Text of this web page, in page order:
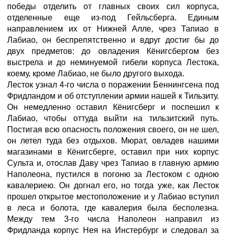
победы отделить от главных своих сил корпуса,
отделенные еще из-под Гейльсберга. Единым
направлением их от Нижней Алле, чрез Тапиао в
Лабиао, он беспрепятственно и вдруг достиг бы до
двух предметов: до овладения Кёнигсбергом без
выстрела и до неминуемой гибели корпуса Лестока,
коему, кроме Лабиао, не было другого выхода.
Лесток узнал 4-го числа о поражении Беннингсена под
Фридландом и об отступлении армии нашей к Тильзиту.
Он немедленно оставил Кёнигсберг и поспешил к
Лабиао, чтобы оттуда выйти на тильзитский путь.
Постигая всю опасность положения своего, он не шел,
он летел туда без отдыхов. Мюрат, овладев нашими
магазинами в Кёнигсберге, оставил при них корпус
Сульта и, отослав Даву чрез Тапиао в главную армию
Наполеона, пустился в погоню за Лестоком с одною
кавалериею. Он догнал его, но тогда уже, как Лесток
прошел открытое местоположение и у Лабиао вступил
в леса и болота, где кавалерия была бесполезна.
Между тем 3-го числа Наполеон направил из
Фридланда корпус Нея на Инстербург и следовал за